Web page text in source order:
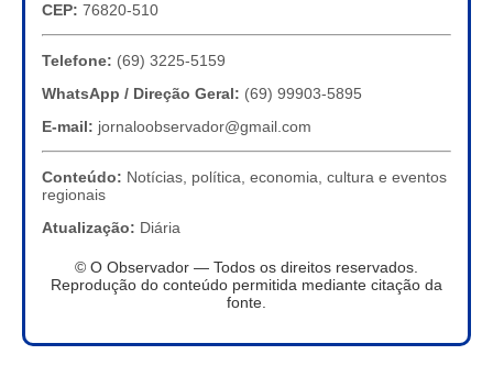
CEP: 76820-510
Telefone: (69) 3225-5159
WhatsApp / Direção Geral: (69) 99903-5895
E-mail: jornaloobservador@gmail.com
Conteúdo: Notícias, política, economia, cultura e eventos
regionais
Atualização: Diária
© O Observador — Todos os direitos reservados.
Reprodução do conteúdo permitida mediante citação da
fonte.